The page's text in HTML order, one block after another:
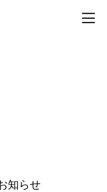
知らせ